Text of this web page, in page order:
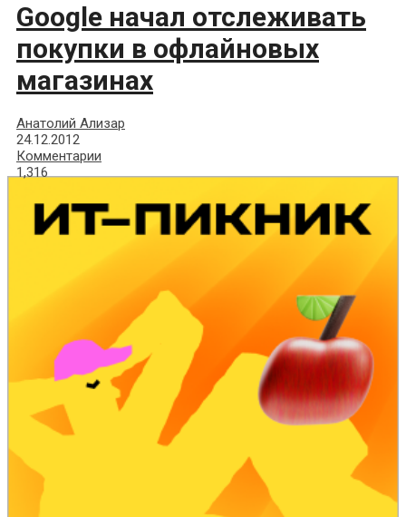
Google начал отслеживать
покупки в офлайновых
магазинах
Анатолий Ализар
24.12.2012
Комментарии
1,316